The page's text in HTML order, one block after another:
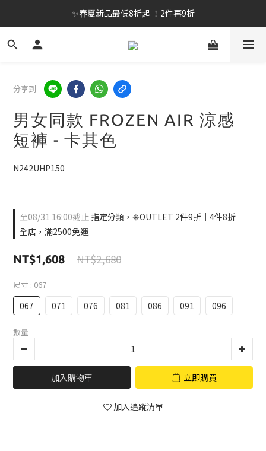
✨春夏新品最低8折起 ！2件再9折
✨春夏新品最低8折起 ！2件再9折
🔥OULET SALE! 降至5折起 滿件再8折
✨春夏新品最低8折起 ！2件再9折
分享到
男女同款 FROZEN AIR 涼感
短褲 - 卡其色
N242UHP150
至08/31 16:00截止 指定分類，✳️OUTLET 2件9折┃4件8折
全店，滿2500免運
NT$1,608 NT$2,680
尺寸 : 067
067 071 076 081 086 091 096
數量
加入購物車 立即購買
加入追蹤清單